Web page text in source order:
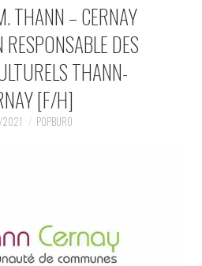
THANN – CERNAY
DES
THANN-
[F/H]
POPBURO